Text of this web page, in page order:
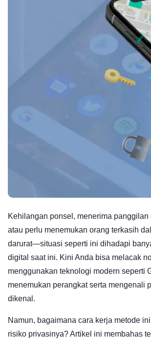
Kehilangan ponsel, menerima panggilan
atau perlu menemukan orang terkasih
darurat—situasi seperti ini dihadapi
digital saat ini. Kini Anda bisa melacak
menggunakan teknologi modern seperti
menemukan perangkat serta mengenali
dikenal.
Namun, bagaimana cara kerja metode
risiko privasinya? Artikel ini membahas